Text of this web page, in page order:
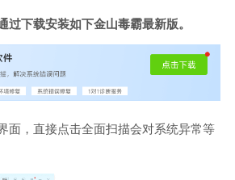
过下载安装如下金山毒霸最新版。
面，直接点击全面扫描会对系统异常等